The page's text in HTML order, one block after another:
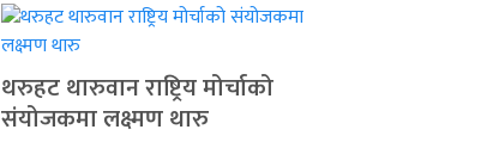
थरुहट थारुवान राष्ट्रिय मोर्चाको
संयोजकमा लक्ष्मण थारु